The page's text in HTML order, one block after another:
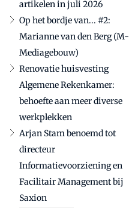
artikelen in juli 2026
Op het bordje van... #2:
Marianne van den Berg (M-
Mediagebouw)
Renovatie huisvesting
Algemene Rekenkamer:
behoefte aan meer diverse
werkplekken
Arjan Stam benoemd tot
directeur
Informatievoorziening en
Facilitair Management bij
Saxion